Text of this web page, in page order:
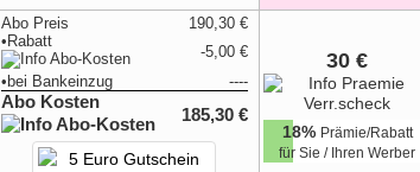
Abo Preis
190,30 €
•Rabatt
-5,00 €
• bei Bankeinzug ----
Abo Kosten
185,30 €
30 €
18% Prämie/Rabatt
für Sie / Ihren Werber